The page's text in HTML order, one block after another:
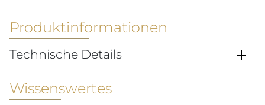
Produktinformationen
Technische Details
Wissenswertes